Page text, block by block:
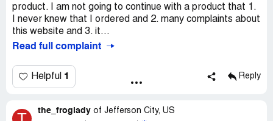
product. I am not going to continue with a product that 1.
I never knew that I ordered and 2. many complaints about
this website and 3. it...
Read full complaint
Helpful 1 Reply
the_froglady of Jefferson City, US